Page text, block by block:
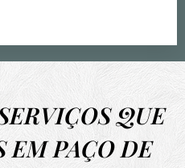
QUE
EM PAÇO DE